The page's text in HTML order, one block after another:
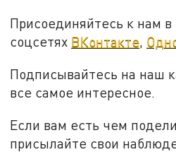
Присоединяйтесь к нам в
соцсетях ВКонтакте,
Подписывайтесь на наш
все самое интересное.
Если вам есть чем
присылайте свои